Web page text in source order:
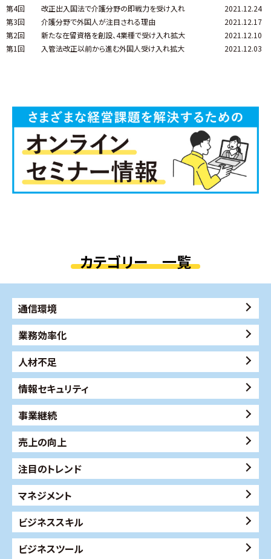
第4回
改正出入国法で介護分野の即戦力を受け入れ
2021.12.24
第3回
介護分野で外国人が注目される理由
2021.12.17
第2回
新たな在留資格を創設、4業種で受け入れ拡大
2021.12.10
第1回
入管法改正以前から進む外国人受け入れ拡大 2021.12.03
カテゴリー 一覧
通信環境
業務効率化
人材不足
情報セキュリティ
事業継続
売上の向上
注目のトレンド
マネジメント
ビジネススキル
ビジネスツール